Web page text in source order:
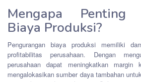
Mengapa Penting
Biaya Produksi?
Pengurangan biaya produksi memiliki
profitabilitas perusahaan. Dengan
perusahaan dapat meningkatkan margin
mengalokasikan sumber daya tambahan